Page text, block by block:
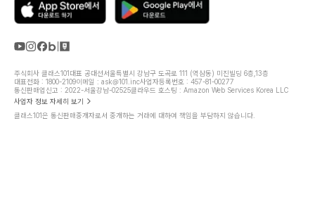
주식회사 클래스101 대표 공대선서울특별시 강남구 도곡로 111 (역삼동) 미진빌딩 6층,13층
대표전화 : 1800-2109이메일 : ask@101.inc사업자등록번호 : 457-81-00277
통신판매업신고 : 2022-서울강남-02525클라우드 호스팅 : Amazon Web Services Korea LLC
사업자 정보 자세히 보기
클래스101은 통신판매중개자로서 중개하는 거래에 대하여 책임을 부담하지 않습니다.